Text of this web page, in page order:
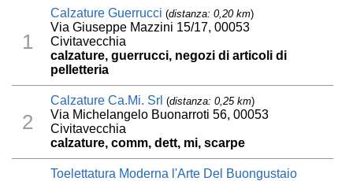
1
Calzature Guerrucci (distanza: 0,20 km)
Via Giuseppe Mazzini 15/17, 00053
Civitavecchia
calzature, guerrucci, negozi di articoli di
pelletteria
2
Calzature Ca.Mi. Srl (distanza: 0,25 km)
Via Michelangelo Buonarroti 56, 00053
Civitavecchia
calzature, comm, dett, mi, scarpe
Toelettatura Moderna l'Arte Del Buongustaio